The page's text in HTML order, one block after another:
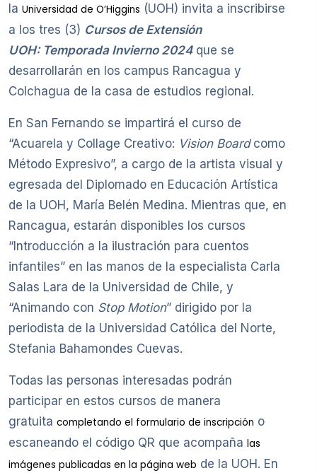
la Universidad de O’Higgins (UOH) invita a inscribirse
a los tres (3) Cursos de Extensión
UOH: Temporada Invierno 2024que se
desarrollarán en los campus Rancagua y
Colchagua de la casa de estudios regional.
En San Fernando se impartirá el curso de
“Acuarela y Collage Creativo: Vision Boardcomo
Método Expresivo”, a cargo de la artista visual y
egresada del Diplomado en Educación Artística
de la UOH, María Belén Medina. Mientras que, en
Rancagua, estarán disponibles los cursos
“Introducción a la ilustración para cuentos
infantiles” en las manos de la especialista Carla
Salas Lara de la Universidad de Chile, y
“Animando con Stop Motion” dirigido por la
periodista de la Universidad Católica del Norte,
Stefania Bahamondes Cuevas.
Todas las personas interesadas podrán
participar en estos cursos de manera
gratuita completando el formulario de inscripción o
escaneando el código QR que acompaña las
imágenes publicadas en la página web de la UOH. En